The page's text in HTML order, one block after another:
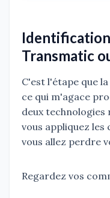
Transmatic
C'est l'étape que
ce qui m'agace
deux
vous appliquez les
vous allez perdre
Regardez vos